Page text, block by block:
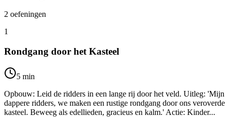
2 oefeningen
1
Rondgang door het Kasteel
5 min
Opbouw: Leid de ridders in een lange rij door het veld. Uitleg: 'Mijn
dappere ridders, we maken een rustige rondgang door ons veroverde
kasteel. Beweeg als edellieden, gracieus en kalm.' Actie: Kinder...